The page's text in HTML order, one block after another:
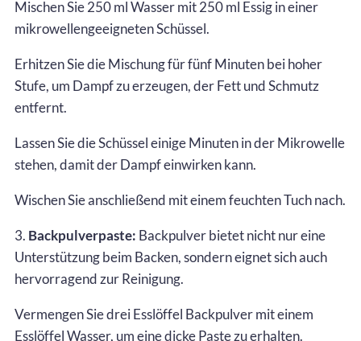
Mischen Sie 250 ml Wasser mit 250 ml Essig in einer
mikrowellengeeigneten Schüssel.
Erhitzen Sie die Mischung für fünf Minuten bei hoher
Stufe, um Dampf zu erzeugen, der Fett und Schmutz
entfernt.
Lassen Sie die Schüssel einige Minuten in der Mikrowelle
stehen, damit der Dampf einwirken kann.
Wischen Sie anschließend mit einem feuchten Tuch nach.
3. Backpulverpaste: Backpulver bietet nicht nur eine
Unterstützung beim Backen, sondern eignet sich auch
hervorragend zur Reinigung.
Vermengen Sie drei Esslöffel Backpulver mit einem
Esslöffel Wasser, um eine dicke Paste zu erhalten.